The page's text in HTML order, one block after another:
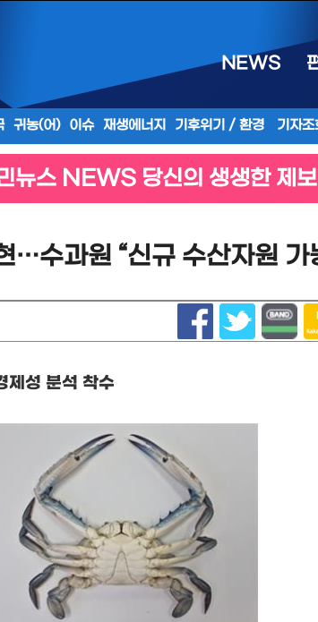
NEWS
귀농(어) 이슈 재생에너지 기후위기 / 환경 기자조
뉴스 NEWS 당신의 생생한 제
…수과원 “신규 수산자원 가
제성 분석 착수